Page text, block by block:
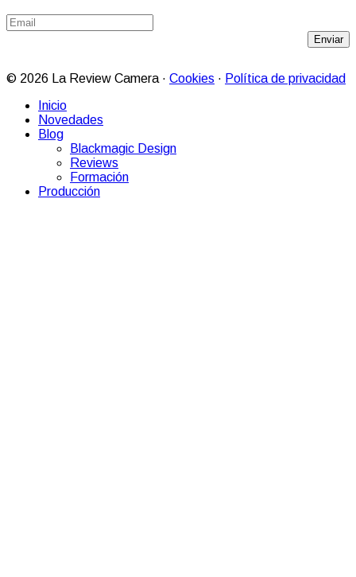
Enviar
© 2026 La Review Camera · Cookies · Política de privacidad
Inicio
Novedades
Blog
Blackmagic Design
Reviews
Formación
Producción